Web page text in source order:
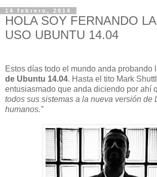
14 febrero, 2014
HOLA SOY FERNANDO
USO UBUNTU 14.04
Estos días todo el mundo anda probando
de Ubuntu 14.04. Hasta el tito Mark
entusiasmado que anda diciendo por ahí
todos sus sistemas a la nueva versión de
humanos.”